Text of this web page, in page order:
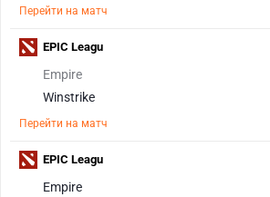
Перейти на матч
Empire
Winstrike
Перейти на матч
EPIC Leagu
Empire
EPIC Leagu